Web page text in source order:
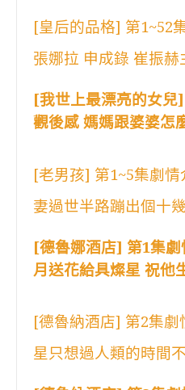
[皇后的品格] 第1~52
張娜拉 申成錄 崔振赫
[我世上最漂亮的女兒
觀後感 媽媽跟婆婆怎
[老男孩] 第1~5集劇
妻過世半路蹦出個十
[德魯娜酒店] 第1集
月送花給具燦星 祝他
[德魯納酒店] 第2集劇
星只想過人類的時間